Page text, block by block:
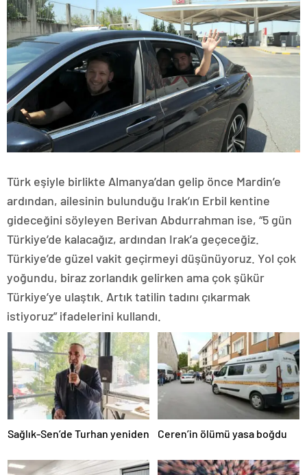
Türk eşiyle birlikte Almanya’dan gelip önce Mardin’e
ardından, ailesinin bulunduğu Irak’ın Erbil kentine
gideceğini söyleyen Berivan Abdurrahman ise, “5 gün
Türkiye’de kalacağız, ardından Irak’a geçeceğiz.
Türkiye’de güzel vakit geçirmeyi düşünüyoruz. Yol çok
yoğundu, biraz zorlandık gelirken ama çok şükür
Türkiye’ye ulaştık. Artık tatilin tadını çıkarmak
istiyoruz” ifadelerini kullandı.
Sağlık-Sen’de Turhan yeniden Ceren’in ölümü yasa boğdu